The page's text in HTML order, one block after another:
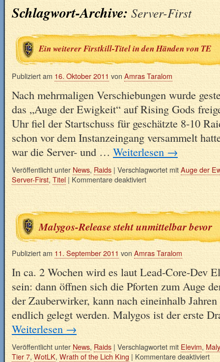
Schlagwort-Archive:Server-First
Ein weiterer Firstkill-Titel in den Händen von TE
Publiziert am 16. Oktober 2011 von Amras Taralom
Nach mehrmaligen Verschiebungen wurde
das „Auge der Ewigkeit“ auf Rising Gods
Uhr fiel der Startschuss für geschätzte 8-10
schon vor dem Instanzeingang versammelt
war die Server- und …Weiterlesen →
Veröffentlicht unterNews, Raids |Verschlagwortet mitAuge der
Server-First, Titel | Kommentare deaktiviert
Malygos-Release steht unmittelbar bevor
Publiziert am 11. September 2011 von Amras Taralom
In ca. 2 Wochen wird es laut Lead-Core-Dev
sein: dann öffnen sich die Pforten zum Auge
der Zauberwirker, kann nach eineinhalb
endlich gelegt werden. Malygos ist der erste
Weiterlesen→
Veröffentlicht unter News, Raids |Verschlagwortet mit Elevim,
Tier 7,WotLK, Wrath of the Lich King | Kommentare deaktiviert